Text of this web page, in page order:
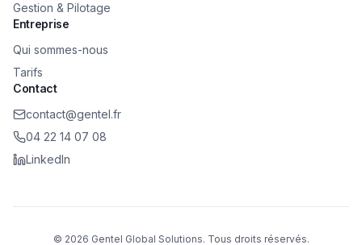
Gestion & Pilotage
Entreprise
Qui sommes-nous
Tarifs
Contact
contact@gentel.fr
04 22 14 07 08
LinkedIn
© 2026 Gentel Global Solutions. Tous droits réservés.